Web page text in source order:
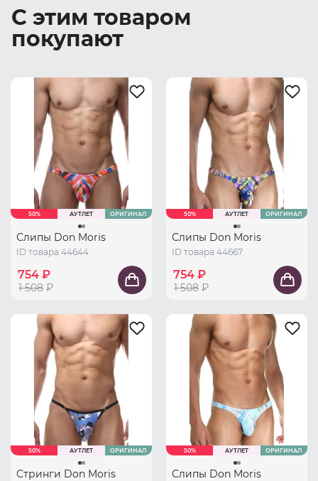
С этим товаром
покупают
50% АУТЛЕТ ОРИГИНАЛ
Слипы Don Moris
ID товара 44644
754 ₽
1 508 ₽
50% АУТЛЕТ ОРИГИНАЛ
Слипы Don Moris
ID товара 44667
754 ₽
1 508 ₽
50% АУТЛЕТ ОРИГИНАЛ
Стринги Don Moris
50% АУТЛЕТ ОРИГИНАЛ
Слипы Don Moris